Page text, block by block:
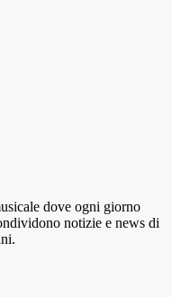
dove ogni giorno
notizie e news di